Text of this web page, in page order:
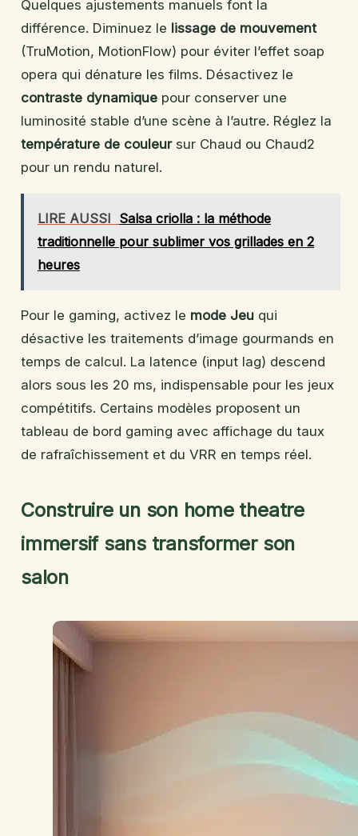
Quelques ajustements manuels font la
différence. Diminuez le lissage de mouvement
(TruMotion, MotionFlow) pour éviter l’effet soap
opera qui dénature les films. Désactivez le
contraste dynamique pour conserver une
luminosité stable d’une scène à l’autre. Réglez la
température de couleursur Chaud ou Chaud2
pour un rendu naturel.
LIRE AUSSI Salsa criolla : la méthode
traditionnelle pour sublimer vos grillades en 2
heures
Pour le gaming, activez le mode Jeu qui
désactive les traitements d’image gourmands en
temps de calcul. La latence (input lag) descend
alors sous les 20 ms, indispensable pour les jeux
compétitifs. Certains modèles proposent un
tableau de bord gaming avec affichage du taux
de rafraîchissement et du VRR en temps réel.
Construire un son home theatre
immersif sans transformer son
salon